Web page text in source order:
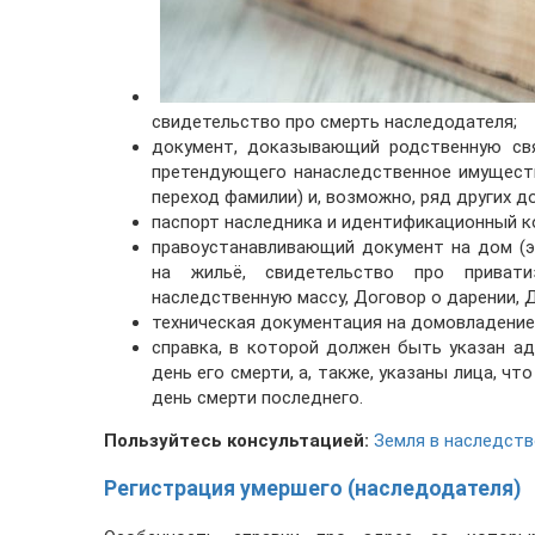
свидетельство про смерть наследодателя;
документ, доказывающий родственную
претендующего нанаследственное
переход фамилии) и, возможно, ряд других
паспорт наследника и идентификационный
правоустанавливающий документ на дом
на жильё, свидетельство про
наследственную массу, Договор о дарении,
техническая документация на
справка, в которой должен быть указан
день его смерти, а, также, указаны лица,
день смерти последнего.
Пользуйтесь консультацией: Земля в
Регистрация умершего (наследодателя)